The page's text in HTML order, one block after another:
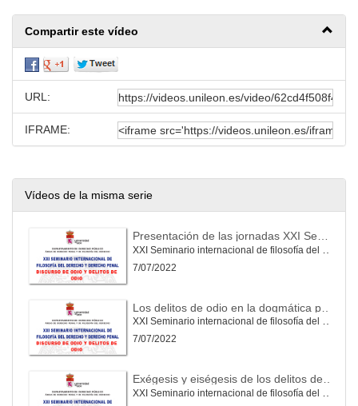
Compartir este vídeo
URL:
IFRAME:
Vídeos de la misma serie
7/07/2022
XXI Seminario internacional de filosofía del derecho y derecho penal. Discurso de odio y delito de odio
7/07/2022